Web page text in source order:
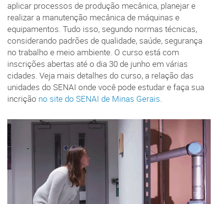
aplicar processos de produção mecânica, planejar e
realizar a manutenção mecânica de máquinas e
equipamentos. Tudo isso, segundo normas técnicas,
considerando padrões de qualidade, saúde, segurança
no trabalho e meio ambiente. O curso está com
inscrições abertas até o dia 30 de junho em várias
cidades. Veja mais detalhes do curso, a relação das
unidades do SENAI onde você pode estudar e faça sua
incrição no site do SENAI de Minas Gerais.